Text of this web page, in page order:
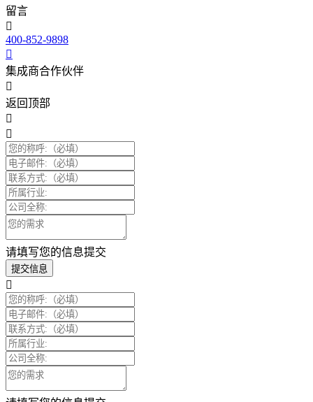
留言
400-852-9898
集成商合作伙伴
返回顶部
请填写您的信息提交
提交信息